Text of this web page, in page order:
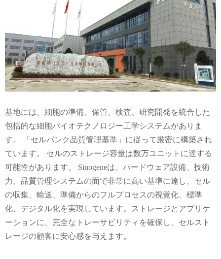
基地には、細胞の準備、保管、検査、研究開発を統合した
包括的な細胞バイオテクノロジー工学システムがありま
す。 「セルバンク品質管理基準」に従って厳密に構築され
ています。 セルのストレージ容量は数万ユニットに達する
可能性があります。 Sinogeneは、ハードウェア設備、技術
力、品質管理システムの面で非常に高い基準に達し、セル
の収集、輸送、準備からのフルプロセスの視覚化、標準
化、デジタル化を実現しています。ストレージとアプリケ
ーションに、完全なトレーサビリティを確保し、セルスト
レージの顧客に安心感を与えます。